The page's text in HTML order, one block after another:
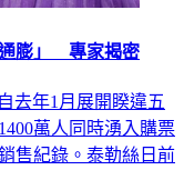
去年1月展開睽違五
萬人同時湧入購票